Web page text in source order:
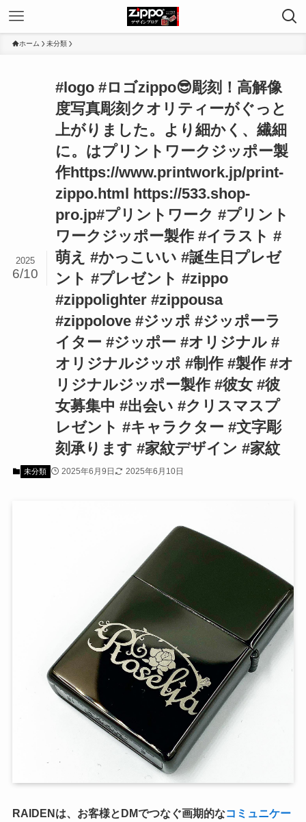
ホーム 未分類
#logo #ロゴzippo😎彫刻！高解像
度写真彫刻クオリティーがぐっと
上がりました。より細かく、繊細
に。はプリントワークジッポー製
作https://www.printwork.jp/print-
zippo.html https://533.shop-
pro.jp#プリントワーク #プリント
ワークジッポー製作 #イラスト #
萌え #かっこいい #誕生日プレゼ
ント #プレゼント #zippo
#zippolighter #zippousa
#zippolove #ジッポ #ジッポーラ
イター #ジッポー #オリジナル #
オリジナルジッポ #制作 #製作 #オ
リジナルジッポー製作 #彼女 #彼
女募集中 #出会い #クリスマスプ
レゼント #キャラクター #文字彫
刻承ります #家紋デザイン #家紋
2025
6/10
未分類 2025年6月9日 2025年6月10日
RAIDENは、お客様とDMでつなぐ画期的なコミュニケー